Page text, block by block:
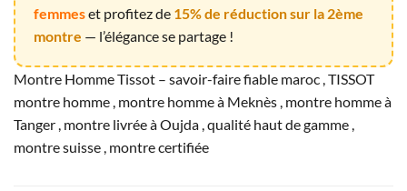
femmeset profitez de 15% de réduction sur la 2ème
montre — l’élégance se partage !
Montre Homme Tissot – savoir-faire fiable maroc , TISSOT
montre homme , montre homme à Meknès , montre homme à
Tanger , montre livrée à Oujda , qualité haut de gamme ,
montre suisse , montre certifiée